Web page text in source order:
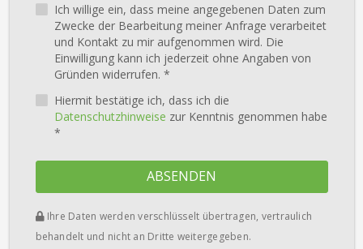
Ich willige ein, dass meine angegebenen Daten zum
Zwecke der Bearbeitung meiner Anfrage verarbeitet
und Kontakt zu mir aufgenommen wird. Die
Einwilligung kann ich jederzeit ohne Angaben von
Gründen widerrufen. *
Hiermit bestätige ich, dass ich die
Datenschutzhinweise zur Kenntnis genommen habe
*
ABSENDEN
Ihre Daten werden verschlüsselt übertragen, vertraulich
behandelt und nicht an Dritte weitergegeben.